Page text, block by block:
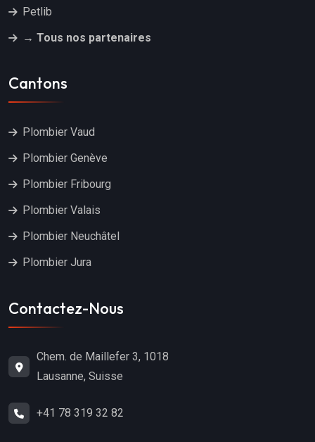
Petlib
→ Tous nos partenaires
Cantons
Plombier Vaud
Plombier Genève
Plombier Fribourg
Plombier Valais
Plombier Neuchâtel
Plombier Jura
Contactez-Nous
Chem. de Maillefer 3, 1018
Lausanne, Suisse
+41 78 319 32 82